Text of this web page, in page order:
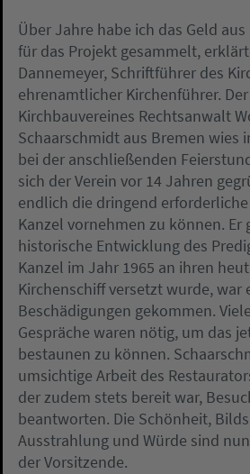
Über Jahre habe ich das Geld
für das Projekt gesammelt,
Dannemeyer, Schriftführer des
ehrenamtlicher Kirchenführer.
Kirchbauvereines Rechtsanwalt
Schaarschmidt aus Bremen wies
bei der anschließenden
sich der Verein vor 14 Jahren
endlich die dringend
Kanzel vornehmen zu können. Er
historische Entwicklung des
Kanzel im Jahr 1965 an ihren
Kirchenschiff versetzt wurde, war
Beschädigungen gekommen.
Gespräche waren nötig, um das
bestaunen zu können.
umsichtige Arbeit des
der zudem stets bereit war,
beantworten. Die Schönheit,
Ausstrahlung und Würde sind
der Vorsitzende.